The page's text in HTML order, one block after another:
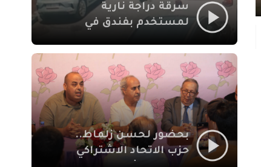
سرقة دراجة نارية
لمستخدم بفندق في
بمراكش
بحضور لحسن زلماط..
حزب الاتحاد الاشتراكي